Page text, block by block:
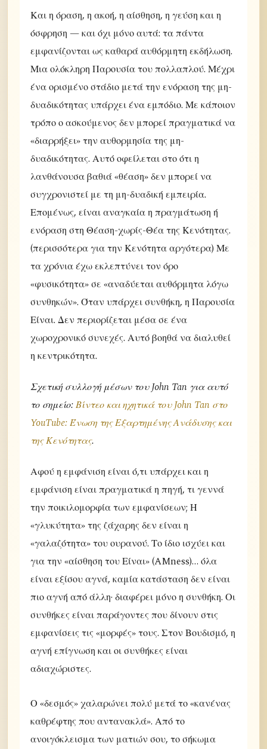
Και η όραση, η ακοή, η αίσθηση, η γεύση και η
όσφρηση — και όχι μόνο αυτά: τα πάντα
εμφανίζονται ως καθαρά αυθόρμητη εκδήλωση.
Μια ολόκληρη Παρουσία του πολλαπλού. Μέχρι
ένα ορισμένο στάδιο μετά την ενόραση της μη-
δυαδικότητας υπάρχει ένα εμπόδιο. Με κάποιον
τρόπο ο ασκούμενος δεν μπορεί πραγματικά να
«διαρρήξει» την αυθορμησία της μη-
δυαδικότητας. Αυτό οφείλεται στο ότι η
λανθάνουσα βαθιά «θέαση» δεν μπορεί να
συγχρονιστεί με τη μη-δυαδική εμπειρία.
Επομένως, είναι αναγκαία η πραγμάτωση ή
ενόραση στη Θέαση-χωρίς-Θέα της Κενότητας.
(περισσότερα για την Κενότητα αργότερα) Με
τα χρόνια έχω εκλεπτύνει τον όρο
«φυσικότητα» σε «αναδύεται αυθόρμητα λόγω
συνθηκών». Όταν υπάρχει συνθήκη, η Παρουσία
Είναι. Δεν περιορίζεται μέσα σε ένα
χωροχρονικό συνεχές. Αυτό βοηθά να διαλυθεί
η κεντρικότητα.
Σχετική συλλογή μέσων του John Tan για αυτό
το σημείο:Βίντεο και ηχητικά του John Tan στο
YouTube: Ένωση της Εξαρτημένης Ανάδυσης και
της Κενότητας.
Αφού η εμφάνιση είναι ό,τι υπάρχει και η
εμφάνιση είναι πραγματικά η πηγή, τι γεννά
την ποικιλομορφία των εμφανίσεων; Η
«γλυκύτητα» της ζάχαρης δεν είναι η
«γαλαζότητα» του ουρανού. Το ίδιο ισχύει και
για την «αίσθηση του Είναι» (AMness)… όλα
είναι εξίσου αγνά, καμία κατάσταση δεν είναι
πιο αγνή από άλλη· διαφέρει μόνο η συνθήκη. Οι
συνθήκες είναι παράγοντες που δίνουν στις
εμφανίσεις τις «μορφές» τους. Στον Βουδισμό, η
αγνή επίγνωση και οι συνθήκες είναι
αδιαχώριστες.
Ο «δεσμός» χαλαρώνει πολύ μετά το «κανένας
καθρέφτης που αντανακλά». Από το
ανοιγόκλεισμα των ματιών σου, το σήκωμα